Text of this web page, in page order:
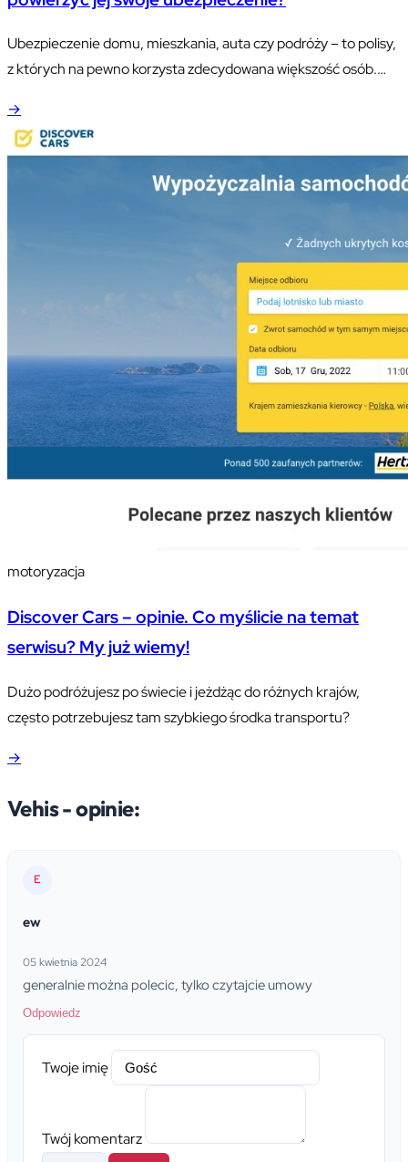
Ubezpieczenie domu, mieszkania, auta czy podróży – to polisy,
z których na pewno korzysta zdecydowana większość osób.
Działa na nim mnóstwo towarzystw ubezpieczeniowych, a to
oczywiście sprawia, że każdy może w łatwy sposób dopasować
ubezpieczenie do swoich potrzeb. Obecnie dużym
zainteresowaniem cieszy się kupowanie polisy online. Zapewne
→
motoryzacja
Discover Cars – opinie. Co myślicie na temat
serwisu? My już wiemy!
Dużo podróżujesz po świecie i jeżdżąc do różnych krajów,
często potrzebujesz tam szybkiego środka transportu?
→
Vehis - opinie:
E
ew
05 kwietnia 2024
generalnie można polecic, tylko czytajcie umowy
Odpowiedz
Twoje imię
Twój komentarz